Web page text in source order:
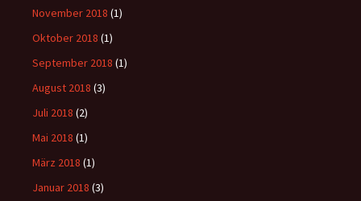
November 2018 (1)
Oktober 2018 (1)
September 2018 (1)
August 2018 (3)
Juli 2018 (2)
Mai 2018 (1)
März 2018 (1)
Januar 2018 (3)